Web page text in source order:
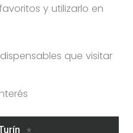
y utilizarlo en
que visitar